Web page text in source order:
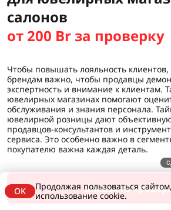
салонов
от 200 Br за проверку
Чтобы повышать лояльность
брендам важно, чтобы продавцы
экспертность и внимание к клиентам.
ювелирных магазинах помогают
обслуживания и знания персонала.
ювелирной розницы дают объективную
продавцов-консультантов и
сервиса. Это особенно важно в
покупателю важна каждая деталь.
Заказать
OK
Продолжая пользоваться
использование cookie.